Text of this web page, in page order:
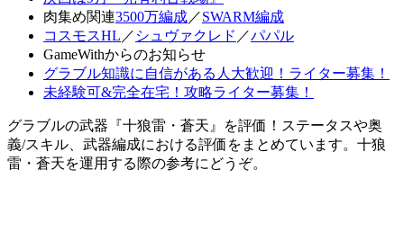
肉集め関連3500万編成／SWARM編成
コスモスHL ／ シュヴァクレド ／パパル
GameWithからのお知らせ
グラブル知識に自信がある人大歓迎！ライター募集！
未経験可&完全在宅！攻略ライター募集！
グラブルの武器『十狼雷・蒼天』を評価！ステータスや奥
義/スキル、武器編成における評価をまとめています。十狼
雷・蒼天を運用する際の参考にどうぞ。